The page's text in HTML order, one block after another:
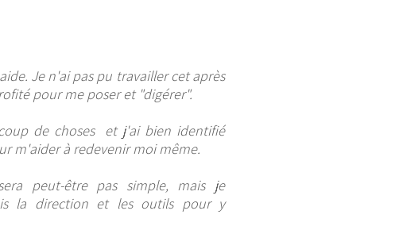
Je n'ai pas pu travailler cet après
pour me poser et "digérer".
de choses et j'ai bien identifié
m'aider à redevenir moi même.
peut-être pas simple, mais je
la direction et les outils pour y